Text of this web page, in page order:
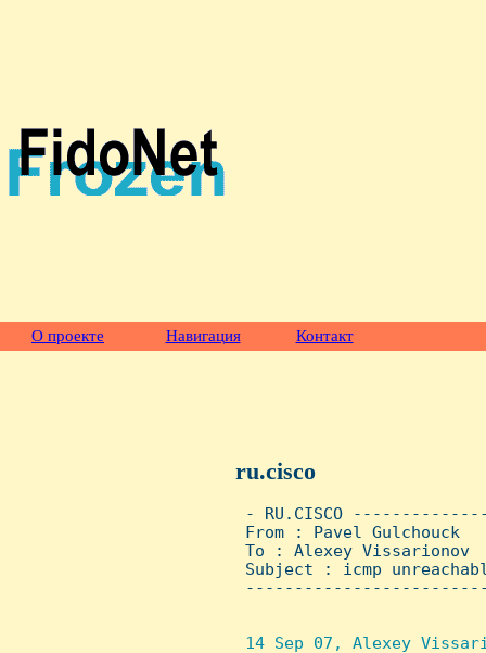
О проекте Навигация Контакт
ru.cisco
- RU.CISCO
From : Pavel
To : Alexey Vissarionov
Subject : icmp
14 Sep 07, Alexey